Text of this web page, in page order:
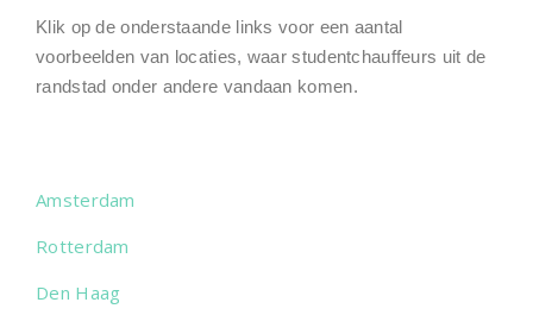
Klik op de onderstaande links voor een aantal
voorbeelden van locaties, waar studentchauffeurs uit de
randstad onder andere vandaan komen.
Amsterdam
Rotterdam
Den Haag